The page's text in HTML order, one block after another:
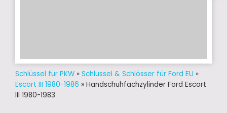
Schlüssel für PKW » Schlüssel & Schlösser für Ford EU »
Escort III 1980-1986 » Handschuhfachzylinder Ford Escort
III 1980-1983